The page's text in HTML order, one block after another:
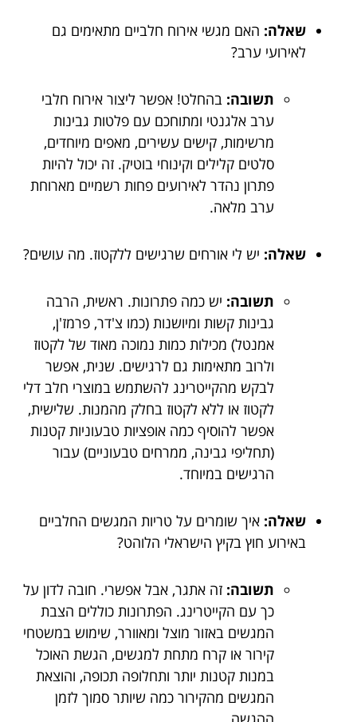
שאלה: האם מגשי אירוח חלביים מתאימים גם
לאירועי ערב?
תשובה: בהחלט! אפשר ליצור אירוח חלבי
ערב אלגנטי ומתוחכם עם פלטות גבינות
מרשימות, קישים עשירים, מאפים מיוחדים,
סלטים קלילים וקינוחי בוטיק. זה יכול להיות
פתרון נהדר לאירועים פחות רשמיים מארוחת
ערב מלאה.
שאלה: יש לי אורחים שרגישים ללקטוז. מה עושים?
תשובה: יש כמה פתרונות. ראשית, הרבה
גבינות קשות ומיושנות (כמו צ'דר, פרמז'ן,
אמנטל) מכילות כמות נמוכה מאוד של לקטוז
ולרוב מתאימות גם לרגישים. שנית, אפשר
לבקש מהקייטרינג להשתמש במוצרי חלב דלי
לקטוז או ללא לקטוז בחלק מהמנות. שלישית,
אפשר להוסיף כמה אופציות טבעוניות קטנות
(תחליפי גבינה, ממרחים טבעוניים) עבור
הרגישים במיוחד.
שאלה: איך שומרים על טריות המגשים החלביים
באירוע חוץ בקיץ הישראלי הלוהט?
תשובה: זה אתגר, אבל אפשרי. חובה לדון על
כך עם הקייטרינג. הפתרונות כוללים הצבת
המגשים באזור מוצל ומאוורר, שימוש במשטחי
קירור או קרח מתחת למגשים, הגשת האוכל
במנות קטנות יותר ותחלופה תכופה, והוצאת
המגשים מהקירור כמה שיותר סמוך לזמן